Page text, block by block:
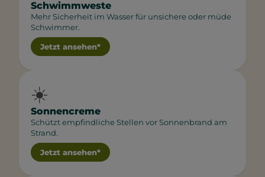
Schwimmweste
Mehr Sicherheit im Wasser für unsichere oder müde
Schwimmer.
Jetzt ansehen*
☀️
Sonnencreme
Schützt empfindliche Stellen vor Sonnenbrand am
Strand.
Jetzt ansehen*